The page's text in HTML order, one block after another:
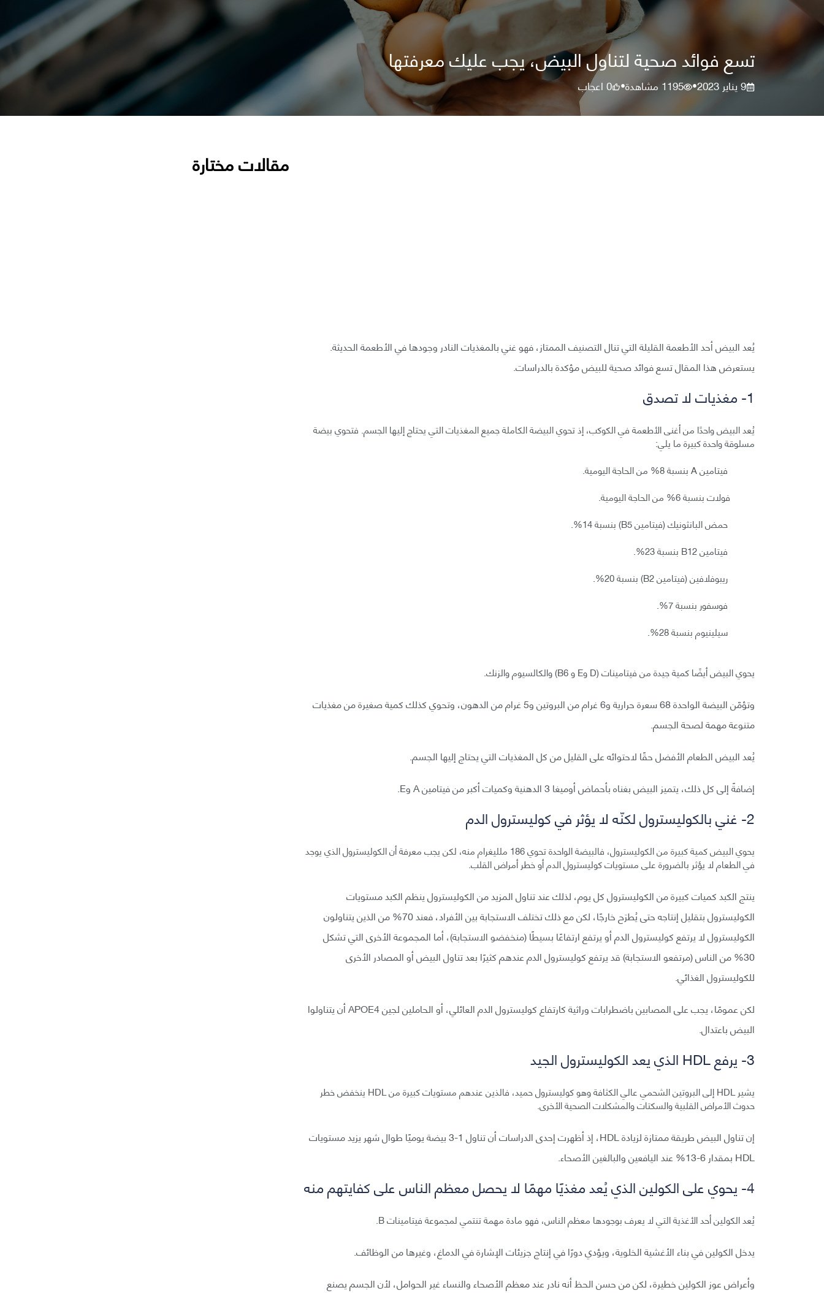
تسع فوائد صحية لتناول البيض، يجب عليك معرفتها
9 يناير 2023 •
1195 مشاهدة•
0اعجاب
يُعد البيض أحد الأطعمة القليلة التي تنال التصنيف الممتاز، فهو غني بالمغذيات النادر وجودها في الأطعمة الحديثة.
يستعرض هذا المقال تسع فوائد صحية للبيض مؤكدة بالدراسات.
1- مغذيات لا تصدق
يُعد البيض واحدًا من أغنى الأطعمة في الكوكب، إذ تحوي البيضة الكاملة جميع المغذيات التي يحتاج إليها الجسم. فتحوي بيضة
مسلوقة واحدة كبيرة ما يلي:
فيتامين A بنسبة 8% من الحاجة اليومية.
فولات بنسبة 6% من الحاجة اليومية.
حمض البانثونيك (فيتامين B5) بنسبة 14%.
فيتامين B12 بنسبة 23%.
ريبوفلافين (فيتامين B2) بنسبة 20%.
فوسفور بنسبة 7%.
سيلينيوم بنسبة 28%.
يحوي البيض أيضًا كمية جيدة من فيتامينات (D وE و B6) والكالسيوم والزنك.
وتؤمّن البيضة الواحدة 68 سعرة حرارية و6 غرام من البروتين و5 غرام من الدهون، وتحوي كذلك كمية صغيرة من مغذيات
متنوعة مهمة لصحة الجسم.
يُعد البيض الطعام الأفضل حقًا لاحتوائه على القليل من كل المغذيات التي يحتاج إليها الجسم.
إضافةً إلى كل ذلك، يتميز البيض بغناه بأحماض أوميغا 3 الدهنية وكميات أكبر من فيتامين A وE.
2- غني بالكوليسترول لكنّه لا يؤثر في كوليسترول الدم
يحوي البيض كمية كبيرة من الكوليسترول، فالبيضة الواحدة تحوي 186 ملليغرام منه، لكن يجب معرفة أن الكوليسترول الذي يوجد
في الطعام لا يؤثر بالضرورة على مستويات كوليسترول الدم أو خطر أمراض القلب.
ينتج الكبد كميات كبيرة من الكوليسترول كل يوم، لذلك عند تناول المزيد من الكوليسترول ينظم الكبد مستويات
الكوليسترول بتقليل إنتاجه حتى يُطرَح خارجًا، لكن مع ذلك تختلف الاستجابة بين الأفراد، فعند 70% من الذين يتناولون
الكوليسترول لا يرتفع كوليسترول الدم أو يرتفع ارتفاعًا بسيطًا (منخفضو الاستجابة)، أما المجموعة الأخرى التي تشكل
30% من الناس (مرتفعو الاستجابة) قد يرتفع كوليسترول الدم عندهم كثيرًا بعد تناول البيض أو المصادر الأخرى
للكوليسترول الغذائي.
لكن عمومًا، يجب على المصابين باضطرابات وراثية كارتفاع كوليسترول الدم العائلي، أو الحاملين لجين APOE4 أن يتناولوا
البيض باعتدال.
3- يرفع HDL الذي يعد الكوليسترول الجيد
يشير HDL إلى البروتين الشحمي عالي الكثافة وهو كوليسترول حميد، فالذين عندهم مستويات كبيرة من HDL ينخفض خطر
حدوث الأمراض القلبية والسكتات والمشكلات الصحية الأخرى.
إن تناول البيض طريقة ممتازة لزيادة HDL، إذ أظهرت إحدى الدراسات أن تناول 1-3 بيضة يوميًا طوال شهر يزيد مستويات
HDL بمقدار 6-13% عند اليافعين والبالغين الأصحاء.
4- يحوي على الكولين الذي يُعد مغذيًا مهمًا لا يحصل معظم الناس على كفايتهم منه
يُعد الكولين أحد الأغذية التي لا يعرف بوجودها معظم الناس، فهو مادة مهمة تنتمي لمجموعة فيتامينات B.
يدخل الكولين في بناء الأغشية الخلوية، ويؤدي دورًا في إنتاج جزيئات الإشارة في الدماغ، وغيرها من الوظائف.
وأعراض عوز الكولين خطيرة، لكن من حسن الحظ أنه نادر عند معظم الأصحاء والنساء غير الحوامل، لأن الجسم يصنع
مقالات مختارة